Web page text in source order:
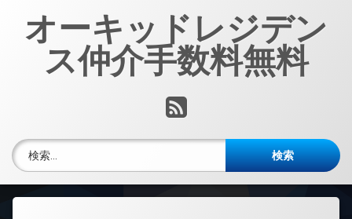
オーキッドレジデン
ス仲介手数料無料
RSS
検索: